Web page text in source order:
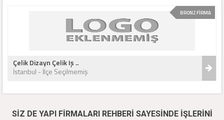
BRONZ FİRMA
Çelik Dizayn Çelik Iş ..
İstanbul - İlçe Seçilmemiş
SİZ DE YAPI FİRMALARI REHBERİ SAYESİNDE İŞLERİNİ